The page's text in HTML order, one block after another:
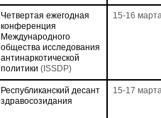
Четвертая ежегодная
конференция
Международного
общества исследования
антинаркотической
политики (ISSDP)
15-16
Республиканский десант
здравосозидания
15-17